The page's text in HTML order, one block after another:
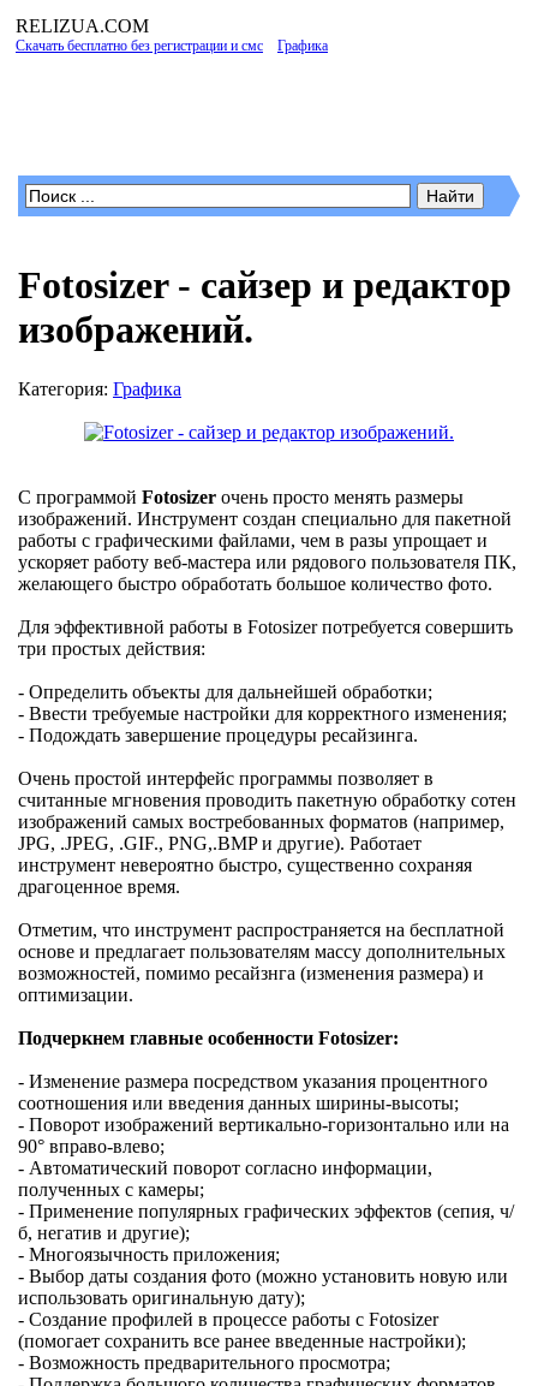
RELIZUA.COM
Скачать бесплатно без регистрации и смс Графика
Fotosizer - сайзер и редактор
изображений.
Категория: Графика
С программой Fotosizer очень просто менять размеры
изображений. Инструмент создан специально для пакетной
работы с графическими файлами, чем в разы упрощает и
ускоряет работу веб-мастера или рядового пользователя ПК,
желающего быстро обработать большое количество фото.
Для эффективной работы в Fotosizer потребуется совершить
три простых действия:
- Определить объекты для дальнейшей обработки;
- Ввести требуемые настройки для корректного изменения;
- Подождать завершение процедуры ресайзинга.
Очень простой интерфейс программы позволяет в
считанные мгновения проводить пакетную обработку сотен
изображений самых востребованных форматов (например,
JPG, .JPEG, .GIF., PNG,.BMP и другие). Работает
инструмент невероятно быстро, существенно сохраняя
драгоценное время.
Отметим, что инструмент распространяется на бесплатной
основе и предлагает пользователям массу дополнительных
возможностей, помимо ресайзнга (изменения размера) и
оптимизации.
Подчеркнем главные особенности Fotosizer:
- Изменение размера посредством указания процентного
соотношения или введения данных ширины-высоты;
- Поворот изображений вертикально-горизонтально или на
90° вправо-влево;
- Автоматический поворот согласно информации,
полученных с камеры;
- Применение популярных графических эффектов (сепия, ч/
б, негатив и другие);
- Многоязычность приложения;
- Выбор даты создания фото (можно установить новую или
использовать оригинальную дату);
- Создание профилей в процессе работы с Fotosizer
(помогает сохранить все ранее введенные настройки);
- Возможность предварительного просмотра;